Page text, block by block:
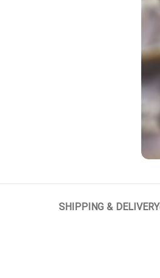
SHIPPING & DELIVERY